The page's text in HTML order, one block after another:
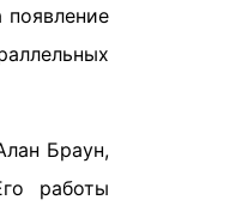
появление
Браун,
работы